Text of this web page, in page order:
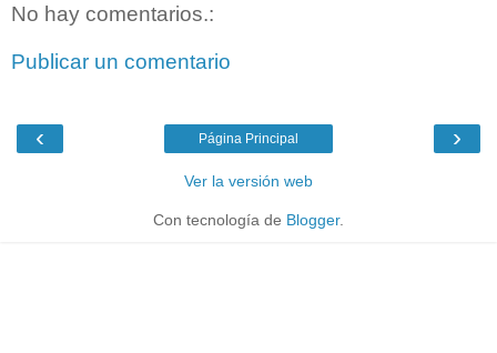
No hay comentarios.:
Publicar un comentario
‹ ›
Página Principal
Ver la versión web
Con tecnología de Blogger.